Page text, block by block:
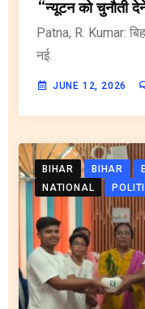
“न्यूटन को चुनौती
Patna, R. Kumar:
नई.
JUNE 12, 2026
BIHAR BIHAR
NATIONAL